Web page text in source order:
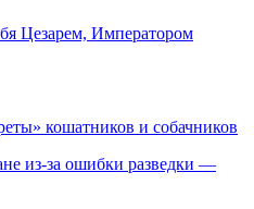
Цезарем, Императором
кошатников и собачников
из-за ошибки разведки —